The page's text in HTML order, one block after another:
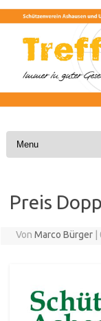
Preis
Von Marco Bürger